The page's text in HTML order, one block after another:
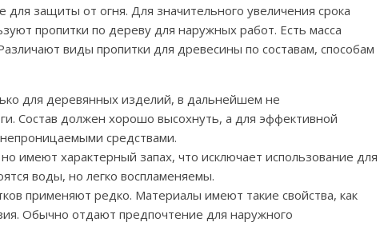
защиты от огня. Для значительного увеличения срока
пропитки по дереву для наружных работ. Есть масса
виды пропитки для древесины по составам, способам
для деревянных изделий, в дальнейшем не
Состав должен хорошо высохнуть, а для эффективной
средствами.
имеют характерный запах, что исключает использование для
воды, но легко воспламеняемы.
применяют редко. Материалы имеют такие свойства, как
Обычно отдают предпочтение для наружного